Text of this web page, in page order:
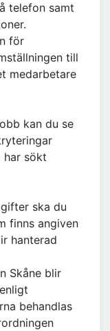
telefon samt
för
till
medarbetare
kan du se
har sökt
ska du
finns angiven
hanterad
Skåne blir
behandlas